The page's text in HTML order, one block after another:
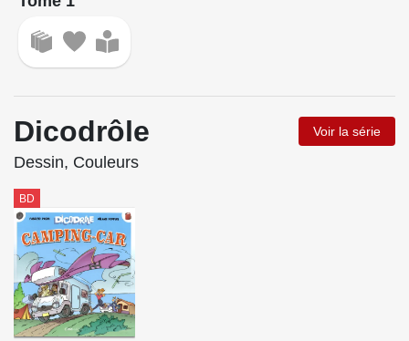
Dicodrôle Voir la série
Dessin, Couleurs
BD